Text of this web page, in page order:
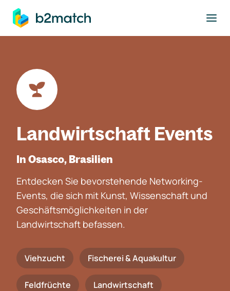
springen
Landwirtschaft Events
In Osasco, Brasilien
Entdecken Sie bevorstehende Networking-
Events, die sich mit Kunst, Wissenschaft und
Geschäftsmöglichkeiten in der
Landwirtschaft befassen.
Viehzucht Fischerei & Aquakultur
Feldfrüchte Landwirtschaft